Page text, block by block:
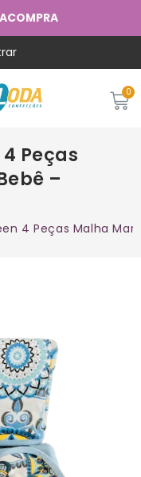
Peças
–
4 Peças Malha